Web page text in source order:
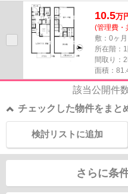
ラブル回避につながります。2...
10.5万
(管理費・
敷：0ヶ
所在階：
間取り：
面積：
該当公開件
チェックした物件をまと
検討リストに追加
さらに条